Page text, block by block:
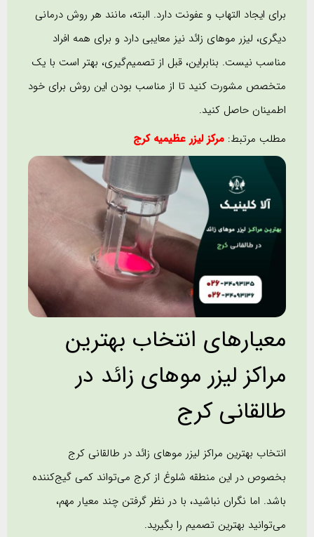
برای ایجاد التهاب و عفونت دارد. البته، مانند هر روش درمانی
دیگری، لیزر موهای زائد نیز معایبی دارد و برای همه افراد
مناسب نیست. بنابراین، قبل از تصمیم‌گیری، بهتر است با یک
متخصص مشورت کنید تا از مناسب بودن این روش برای خود
اطمینان حاصل کنید.
مطلب مرتبط: مرکز لیزر عظیمیه کرج
معیارهای انتخاب بهترین
مراکز لیزر موهای زائد در
طالقانی کرج
انتخاب بهترین مراکز لیزر موهای زائد در طالقانی کرج
بخصوص در این منطقه شلوغ از کرج می‌تواند کمی گیج‌کننده
باشد. اما نگران نباشید، با در نظر گرفتن چند معیار مهم،
می‌توانید بهترین تصمیم را بگیرید.